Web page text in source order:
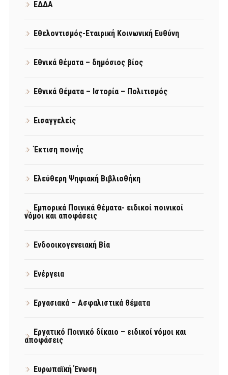
ΕΔΔΑ
Εθελοντισμός-Εταιρική Κοινωνική Ευθύνη
Εθνικά θέματα – δημόσιος βίος
Εθνικά Θέματα – Ιστορία – Πολιτισμός
Εισαγγελείς
Έκτιση ποινής
Ελεύθερη Ψηφιακή Βιβλιοθήκη
Εμπορικά Ποινικά θέματα- ειδικοί ποινικοί
νόμοι και αποφάσεις
Ενδοοικογενειακή Βία
Ενέργεια
Εργασιακά – Ασφαλιστικά θέματα
Εργατικό Ποινικό δίκαιο – ειδικοί νόμοι και
αποφάσεις
Ευρωπαϊκή Ένωση